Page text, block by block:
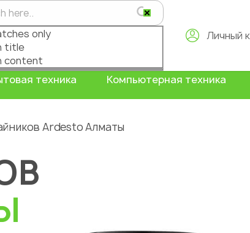
only
title
content
Личный
техника Компьютерная техника
Ardesto Алматы